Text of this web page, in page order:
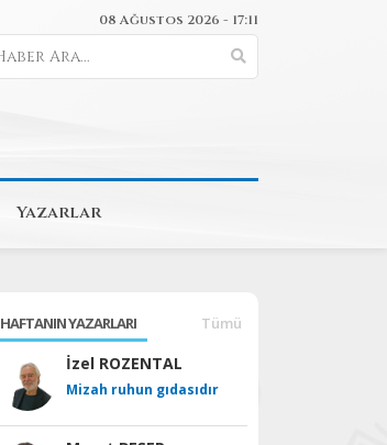
08 Ağustos 2026 - 17:11
Yazarlar
HAFTANIN YAZARLARI Tümü
İzel ROZENTAL
Mizah ruhun gıdasıdır